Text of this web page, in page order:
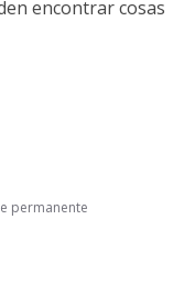
encontrar cosas
permanente